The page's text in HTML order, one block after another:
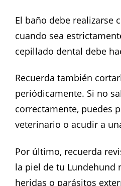
El baño debe realizarse
cuando sea
cepillado dental debe
Recuerda también
periódicamente. Si no
correctamente, puedes
veterinario o acudir a
Por último, recuerda
la piel de tu Lundehund
heridas o parásitos